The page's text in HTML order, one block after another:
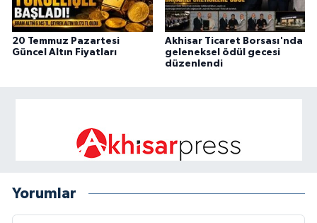
20 Temmuz Pazartesi
Güncel Altın Fiyatları
Akhisar Ticaret Borsası'nda
geleneksel ödül gecesi
düzenlendi
Yorumlar